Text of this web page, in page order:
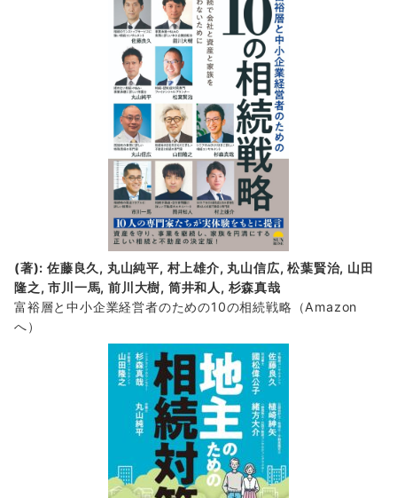
(著): 佐藤良久, 丸山純平, 村上雄介, 丸山信広, 松葉賢治, 山田
隆之, 市川一馬, 前川大樹, 筒井和人, 杉森真哉
富裕層と中小企業経営者のための10の相続戦略 （Amazon
へ）